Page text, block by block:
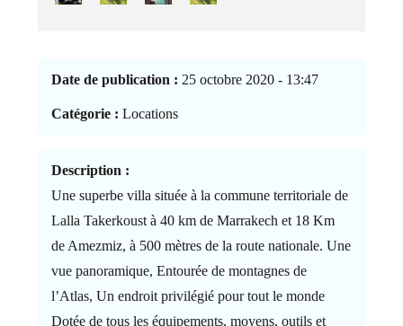
Date de publication : 25 octobre 2020 - 13:47
Catégorie : Locations
Description :
Une superbe villa située à la commune territoriale de
Lalla Takerkoust à 40 km de Marrakech et 18 Km
de Amezmiz, à 500 mètres de la route nationale. Une
vue panoramique, Entourée de montagnes de
l’Atlas, Un endroit privilégié pour tout le monde
Dotée de tous les équipements, moyens, outils et